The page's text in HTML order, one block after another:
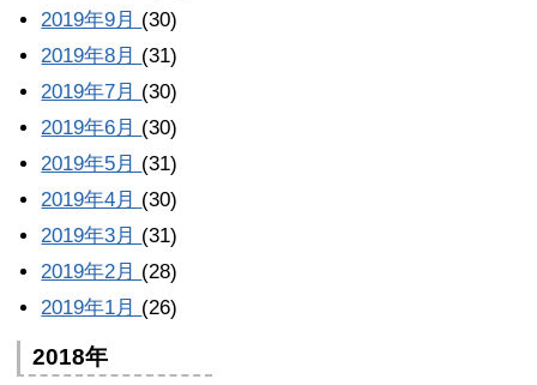
2019年9月 (30)
2019年8月 (31)
2019年7月 (30)
2019年6月 (30)
2019年5月 (31)
2019年4月 (30)
2019年3月 (31)
2019年2月 (28)
2019年1月 (26)
2018年